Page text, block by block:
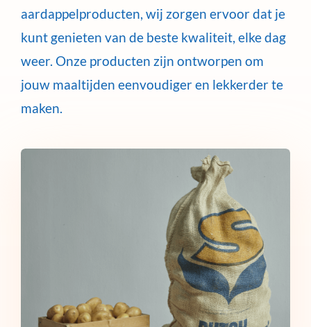
aardappelproducten, wij zorgen ervoor dat je
kunt genieten van de beste kwaliteit, elke dag
weer. Onze producten zijn ontworpen om
jouw maaltijden eenvoudiger en lekkerder te
maken.